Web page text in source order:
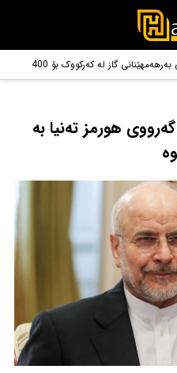
وەزارەتی نەوت: ئاستی بەرهەمهێنانی گاز لە کەرکووک بۆ 400
هورمز تەنیا بە